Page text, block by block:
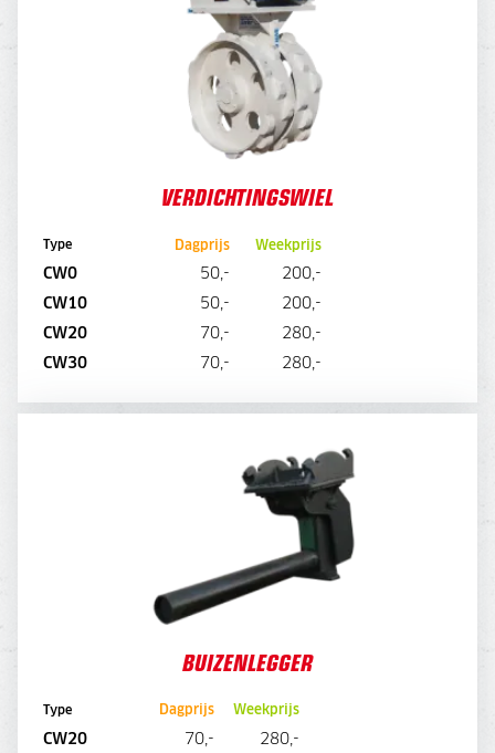
VERDICHTINGSWIEL
Type Dagprijs Weekprijs
CW0 50,-
200,-
CW10
50,-
200,-
CW20
70,-
280,-
CW30
70,- 280,-
DIRECT AANVRAGEN
BUIZENLEGGER
Type Dagprijs Weekprijs
CW20 70,-
280,-
BUIZENLEGGER